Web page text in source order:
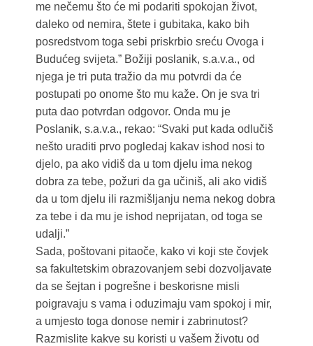
me nečemu što će mi podariti spokojan život,
daleko od nemira, štete i gubitaka, kako bih
posredstvom toga sebi priskrbio sreću Ovoga i
Budućeg svijeta.” Božiji poslanik, s.a.v.a., od
njega je tri puta tražio da mu potvrdi da će
postupati po onome što mu kaže. On je sva tri
puta dao potvrdan odgovor. Onda mu je
Poslanik, s.a.v.a., rekao: “Svaki put kada odlučiš
nešto uraditi prvo pogledaj kakav ishod nosi to
djelo, pa ako vidiš da u tom djelu ima nekog
dobra za tebe, požuri da ga učiniš, ali ako vidiš
da u tom djelu ili razmišljanju nema nekog dobra
za tebe i da mu je ishod neprijatan, od toga se
udalji.”
Sada, poštovani pitaoče, kako vi koji ste čovjek
sa fakultetskim obrazovanjem sebi dozvoljavate
da se šejtan i pogrešne i beskorisne misli
poigravaju s vama i oduzimaju vam spokoj i mir,
a umjesto toga donose nemir i zabrinutost?
Razmislite kakve su koristi u vašem životu od